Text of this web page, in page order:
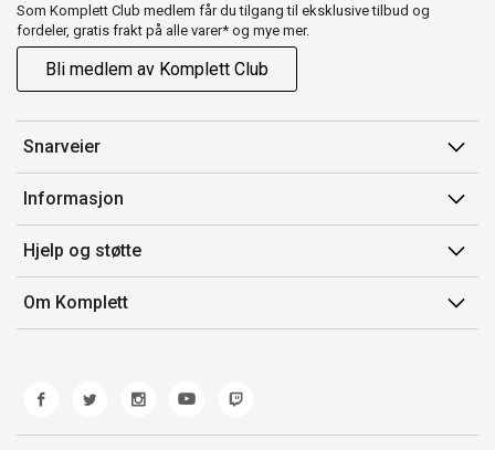
Som Komplett Club medlem får du tilgang til eksklusive tilbud og
fordeler, gratis frakt på alle varer* og mye mer.
Bli medlem av Komplett Club
Snarveier
Min side
Ordreoversikt
Flex
Komplett Club
Informasjon
Salgsbetingelser
Medlemsvilkår for Komplett Club
Merker/produsent
Hjelp og støtte
Kontakt oss
Kundeservice
Retur
Reklamasjon og garanti
Om Komplett